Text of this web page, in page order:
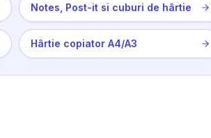
Notes, Post-it si cuburi de hârtie
Hârtie copiator A4/A3